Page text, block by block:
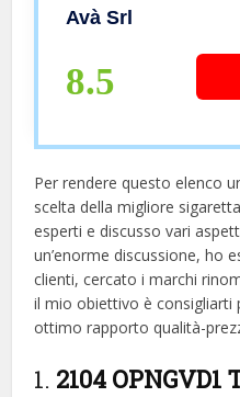
Avà Srl
8.5
Per rendere questo elenco
scelta della migliore
esperti e discusso vari
un’enorme discussione, ho
clienti, cercato i marchi
il mio obiettivo è consigliarti
ottimo rapporto qualità-
1. 2104